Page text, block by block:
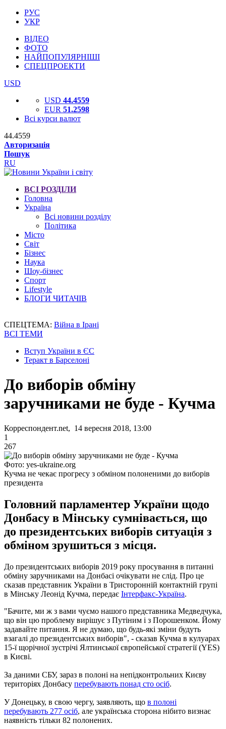
РУС
УКР
ВІДЕО
ФОТО
НАЙПОПУЛЯРНІШІ
СПЕЦПРОЕКТИ
USD
USD 44.4559
EUR 51.2598
Всі курси валют
44.4559
Авторизація
Пошук
RU
ВСІ РОЗДІЛИ
Головна
Україна
Всі новини розділу
Політика
Місто
Світ
Бізнес
Наука
Шоу-бізнес
Спорт
Lifestyle
БЛОГИ ЧИТАЧІВ
СПЕЦТЕМА: Війна в Ірані
ВСІ ТЕМИ
Вступ України в ЄС
Теракт в Барселоні
До виборів обміну
заручниками не буде - Кучма
Корреспондент.net, 14 вересня 2018, 13:00
1
267
Фото: yes-ukraine.org
Кучма не чекає прогресу з обміном полоненими до виборів
президента
Головний парламентер України щодо
Донбасу в Мінську сумнівається, що
до президентських виборів ситуація з
обміном зрушиться з місця.
До президентських виборів 2019 року просування в питанні
обміну заручниками на Донбасі очікувати не слід. Про це
сказав представник України в Тристоронній контактній групі
в Мінську Леонід Кучма, передає Інтерфакс-Україна.
"Бачите, ми ж з вами чуємо нашого представника Медведчука,
що він цю проблему вирішує з Путіним і з Порошенком. Йому
задавайте питання. Я не думаю, що будь-які зміни будуть
взагалі до президентських виборів", - сказав Кучма в кулуарах
15-ї щорічної зустрічі Ялтинської європейської стратегії (YES)
в Києві.
За даними СБУ, зараз в полоні на непідконтрольних Києву
територіях Донбасу перебувають понад сто осіб.
У Донецьку, в свою чергу, заявляють, що в полоні
перебувають 277 осіб, але українська сторона нібито визнає
наявність тільки 82 полонених.